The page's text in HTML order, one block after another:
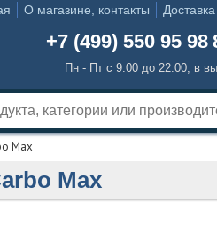
О магазине, контакты Доставка
+7 (499) 550 95 98
Пн - Пт с 9:00 до 22:00, в
Max
Max